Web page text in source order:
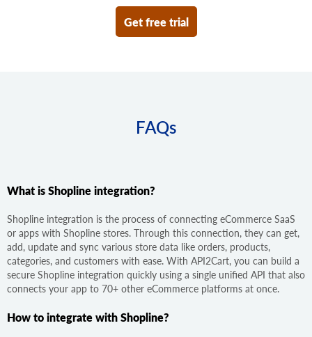
Get free trial
FAQs
What is Shopline integration?
Shopline integration is the process of connecting eCommerce SaaS
or apps with Shopline stores. Through this connection, they can get,
add, update and sync various store data like orders, products,
categories, and customers with ease. With API2Cart, you can build a
secure Shopline integration quickly using a single unified API that also
connects your app to 70+ other eCommerce platforms at once.
How to integrate with Shopline?